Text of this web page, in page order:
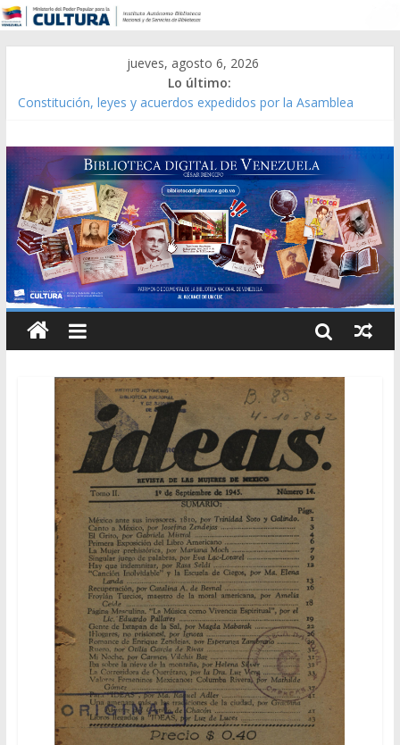
jueves, agosto 6, 2026
Lo último:
Constitución, leyes y acuerdos expedidos por la Asamblea
Modesta Bor Sánchez [material gráfico]
Gaceta Oficial de la República de Venezuela año CXXXIII Mes V,
Caracas 09 de marzo de 2006 N° 38.394
Catálogo temático de obras de Modesta Bor